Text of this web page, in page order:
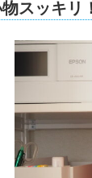
スッキリ